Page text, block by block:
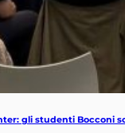
gli studenti Bocconi